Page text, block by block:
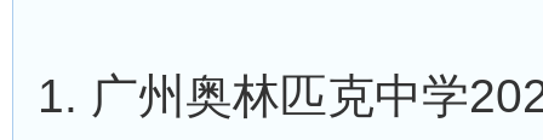
1. 广州奥林匹克中学